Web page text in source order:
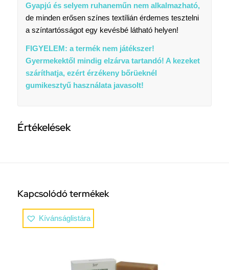
Gyapjú és selyem ruhaneműn nem alkalmazható,
de minden erősen színes textílián érdemes tesztelni
a színtartósságot egy kevésbé látható helyen!
FIGYELEM: a termék nem játékszer!
Gyermekektől mindig elzárva tartandó! A kezeket
száríthatja, ezért érzékeny bőrüeknél
gumikesztyű használata javasolt!
Értékelések
Kapcsolódó termékek
Kívánságlistára